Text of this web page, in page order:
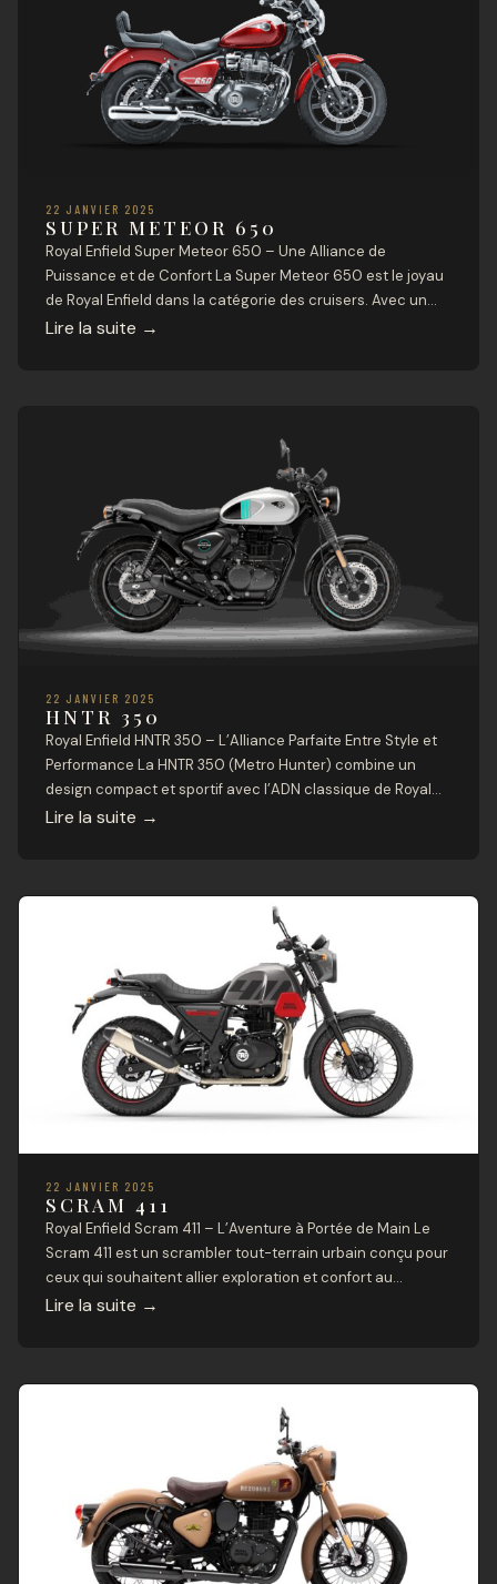
22 JANVIER 2025
SUPER METEOR 650
Royal Enfield Super Meteor 650 – Une Alliance de
Puissance et de Confort La Super Meteor 650 est le joyau
de Royal Enfield dans la catégorie des cruisers. Avec un
design majestueux, un moteur bicylindre de 648 cm³ et un
Lire la suite →
22 JANVIER 2025
HNTR 350
Royal Enfield HNTR 350 – L’Alliance Parfaite Entre Style et
Performance La HNTR 350 (Metro Hunter) combine un
design compact et sportif avec l’ADN classique de Royal
Enfield. Conçue pour les citadins dynamiques et les
Lire la suite →
22 JANVIER 2025
SCRAM 411
Royal Enfield Scram 411 – L’Aventure à Portée de Main Le
Scram 411 est un scrambler tout-terrain urbain conçu pour
ceux qui souhaitent allier exploration et confort au
quotidien. Basé sur la plateforme Himalayan, cette moto
Lire la suite →